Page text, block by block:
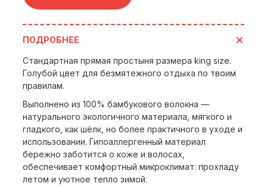
ПОДРОБНЕЕ
Стандартная прямая простыня размера king size.
Голубой цвет для безмятежного отдыха по твоим
правилам.
Выполнено из 100% бамбукового волокна —
натурального экологичного материала, мягкого и
гладкого, как шёлк, но более практичного в уходе и
использовании. Гипоаллергенный материал
бережно заботится о коже и волосах,
обеспечивает комфортный микроклимат: прохладу
летом и уютное тепло зимой.